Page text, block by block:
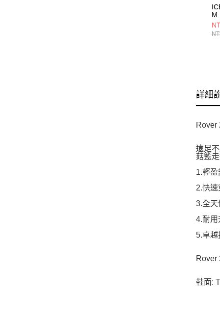
M
詳細
Rover
遠足
菇籃
1.輕
2.快
3.全
4.耐用
5.卓越
Rover
鞋面: